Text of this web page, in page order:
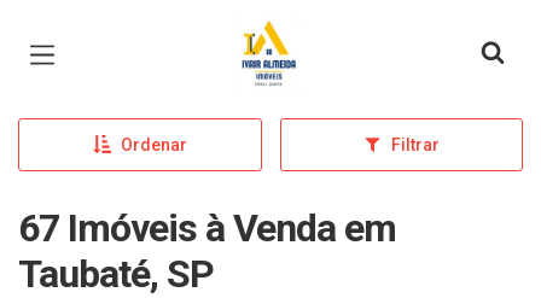
Página inicial
Ordenar Filtrar
67 Imóveis à Venda em
Taubaté, SP